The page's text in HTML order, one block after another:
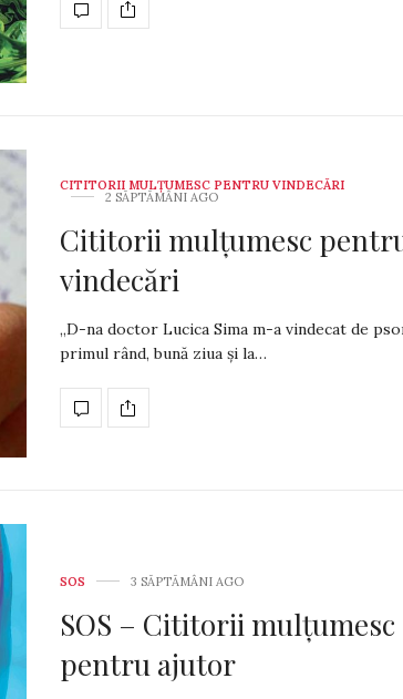
CITITORII MULȚUMESC PENTRU VINDECĂRI
2 SĂPTĂMÂNI AGO
Cititorii mulțumesc
vindecări
„D-na doctor Lucica Sima m-a vindecat de
primul rând, bună ziua și la…
SOS 3 SĂPTĂMÂNI AGO
SOS – Cititorii mulțumesc
pentru ajutor